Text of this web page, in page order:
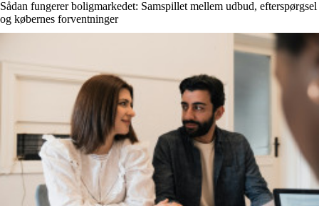
Sådan fungerer boligmarkedet: Samspillet mellem udbud, efterspørgsel
og købernes forventninger